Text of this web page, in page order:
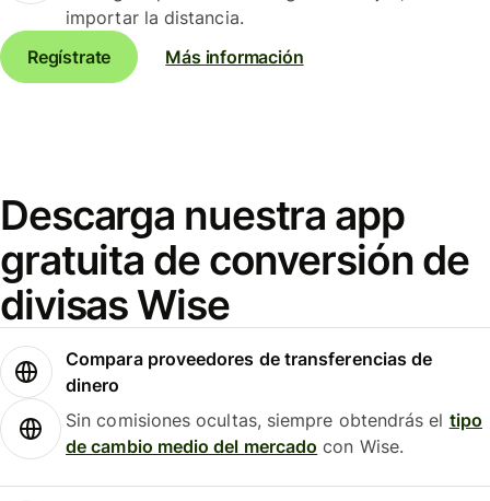
importar la distancia.
Regístrate
Más información
Descarga nuestra app
gratuita de conversión de
divisas Wise
Compara proveedores de transferencias de
dinero
Sin comisiones ocultas, siempre obtendrás el tipo
de cambio medio del mercado con Wise.